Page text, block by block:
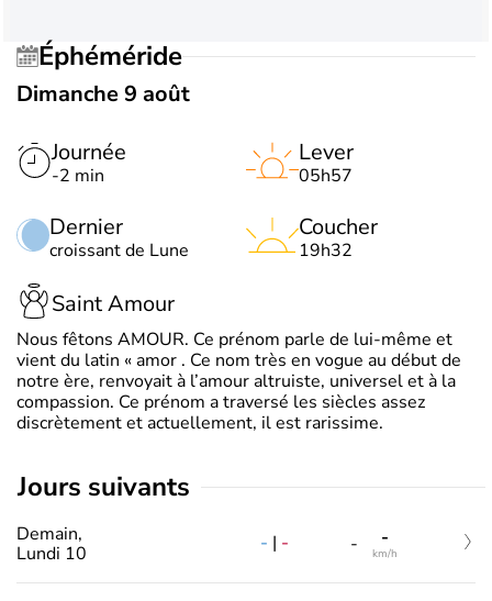
Éphéméride
Dimanche 9 août
Journée
-2 min
Dernier
croissant de Lune
Lever
05h57
Coucher
19h32
Saint Amour
Nous fêtons AMOUR. Ce prénom parle de lui-même et
vient du latin « amor . Ce nom très en vogue au début de
notre ère, renvoyait à l’amour altruiste, universel et à la
compassion. Ce prénom a traversé les siècles assez
discrètement et actuellement, il est rarissime.
jours suivants
Demain,
Lundi 10
- | - - -
km/h